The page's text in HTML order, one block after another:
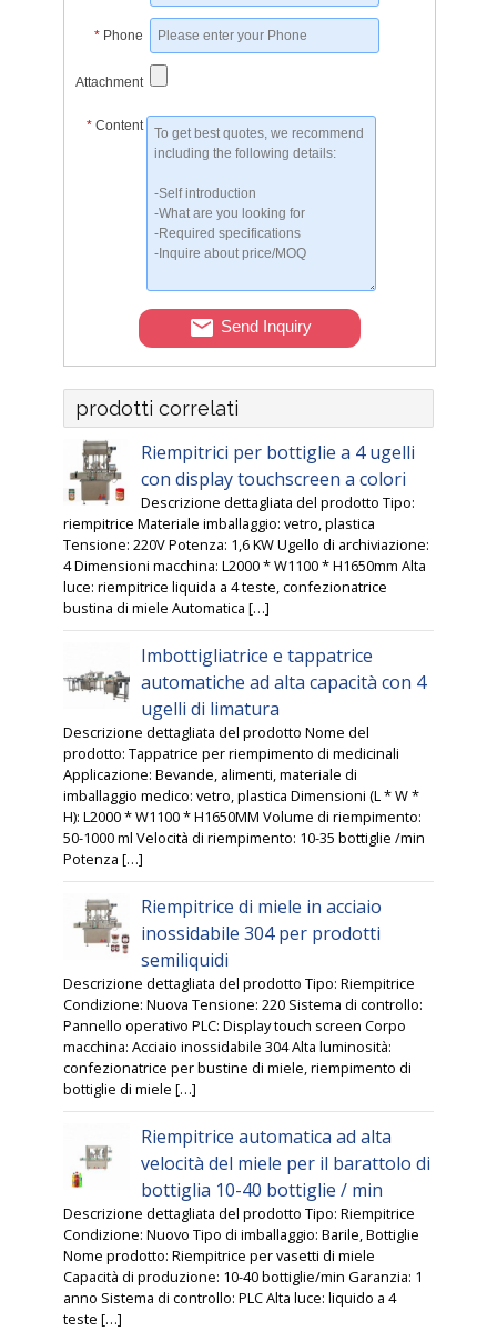
* Phone
Attachment
* Content
Send Inquiry
prodotti correlati
Riempitrici per bottiglie a 4 ugelli
con display touchscreen a colori
Descrizione dettagliata del prodotto Tipo:
riempitrice Materiale imballaggio: vetro, plastica
Tensione: 220V Potenza: 1,6 KW Ugello di archiviazione:
4 Dimensioni macchina: L2000 * W1100 * H1650mm Alta
luce: riempitrice liquida a 4 teste, confezionatrice
bustina di miele Automatica […]
Imbottigliatrice e tappatrice
automatiche ad alta capacità con 4
ugelli di limatura
Descrizione dettagliata del prodotto Nome del
prodotto: Tappatrice per riempimento di medicinali
Applicazione: Bevande, alimenti, materiale di
imballaggio medico: vetro, plastica Dimensioni (L * W *
H): L2000 * W1100 * H1650MM Volume di riempimento:
50-1000 ml Velocità di riempimento: 10-35 bottiglie /min
Potenza […]
Riempitrice di miele in acciaio
inossidabile 304 per prodotti
semiliquidi
Descrizione dettagliata del prodotto Tipo: Riempitrice
Condizione: Nuova Tensione: 220 Sistema di controllo:
Pannello operativo PLC: Display touch screen Corpo
macchina: Acciaio inossidabile 304 Alta luminosità:
confezionatrice per bustine di miele, riempimento di
bottiglie di miele […]
Riempitrice automatica ad alta
velocità del miele per il barattolo di
bottiglia 10-40 bottiglie / min
Descrizione dettagliata del prodotto Tipo: Riempitrice
Condizione: Nuovo Tipo di imballaggio: Barile, Bottiglie
Nome prodotto: Riempitrice per vasetti di miele
Capacità di produzione: 10-40 bottiglie/min Garanzia: 1
anno Sistema di controllo: PLC Alta luce: liquido a 4
teste […]